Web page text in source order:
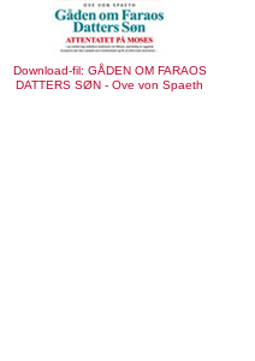
Download-fil: GÅDEN OM FARAOS
DATTERS SØN - Ove von Spaeth